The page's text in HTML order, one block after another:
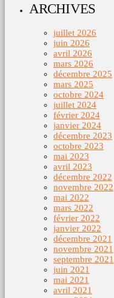
ARCHIVES
juillet 2026
juin 2026
avril 2026
mars 2026
décembre 2025
mars 2025
octobre 2024
juillet 2024
février 2024
janvier 2024
décembre 2023
octobre 2023
mai 2023
avril 2023
décembre 2022
novembre 2022
mai 2022
mars 2022
février 2022
janvier 2022
décembre 2021
novembre 2021
septembre 2021
juin 2021
mai 2021
avril 2021